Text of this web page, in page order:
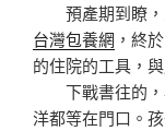
預產期到瞭，
台灣包養網 ，終
的住院的工具，
下戰書往的，
洋都等在門口。